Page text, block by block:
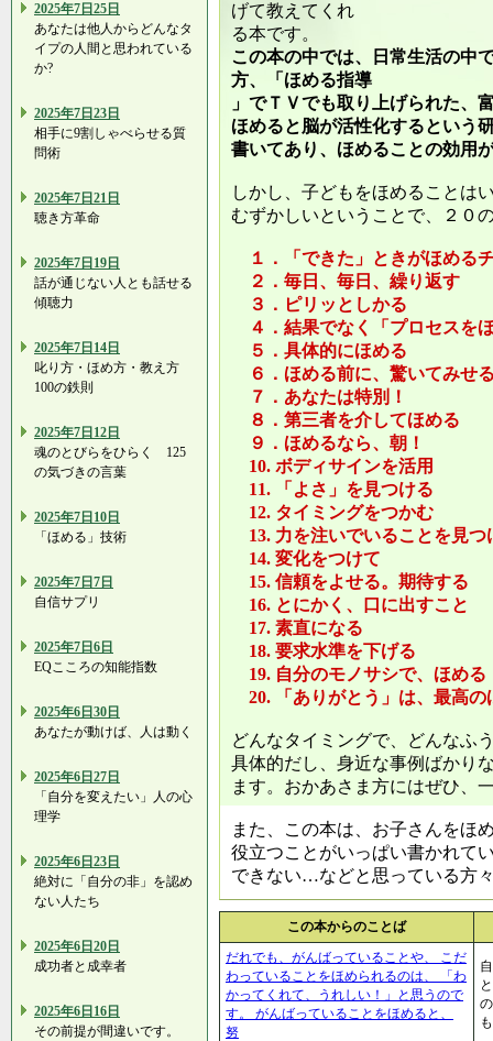
2025年7日25日
あなたは他人からどんなタ
イプの人間と思われている
か?
2025年7日23日
相手に9割しゃべらせる質
問術
2025年7日21日
聴き方革命
2025年7日19日
話が通じない人とも話せる
傾聴力
2025年7日14日
叱り方・ほめ方・教え方
100の鉄則
2025年7日12日
魂のとびらをひらく 125
の気づきの言葉
2025年7日10日
「ほめる」技術
2025年7日7日
自信サプリ
2025年7日6日
EQこころの知能指数
2025年6日30日
あなたが動けば、人は動く
2025年6日27日
「自分を変えたい」人の心
理学
2025年6日23日
絶対に「自分の非」を認め
ない人たち
2025年6日20日
成功者と成幸者
2025年6日16日
その前提が間違いです。
げて教えてくれ
る本です。
この本の中では、日常生活の中
方、「ほめる指導
」でＴＶでも取り上げられた、
ほめると脳が活性化するという
書いてあり、ほめることの効用
しかし、子どもをほめることは
むずかしいということで、２０
１．「できた」ときがほめる
２．毎日、毎日、繰り返す
３．ピリッとしかる
４．結果でなく「プロセスを
５．具体的にほめる
６．ほめる前に、驚いてみせ
７．あなたは特別！
８．第三者を介してほめる
９．ほめるなら、朝！
10. ボディサインを活用
11. 「よさ」を見つける
12. タイミングをつかむ
13. 力を注いでいることを見つ
14. 変化をつけて
15. 信頼をよせる。期待する
16. とにかく、口に出すこと
17. 素直になる
18. 要求水準を下げる
19. 自分のモノサシで、ほめる
20. 「ありがとう」は、最高の
どんなタイミングで、どんなふ
具体的だし、身近な事例ばかり
ます。おかあさま方にはぜひ、
また、この本は、お子さんをほ
役立つことがいっぱい書かれて
できない…などと思っている方
この本からのことば
だれでも、がんばっていることや、 こだ
わっていることをほめられるのは、 「わ
かってくれて、うれしい！」と思うので
す。 がんばっていることをほめると、
努